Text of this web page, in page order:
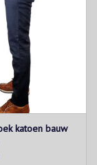
katoen bauw